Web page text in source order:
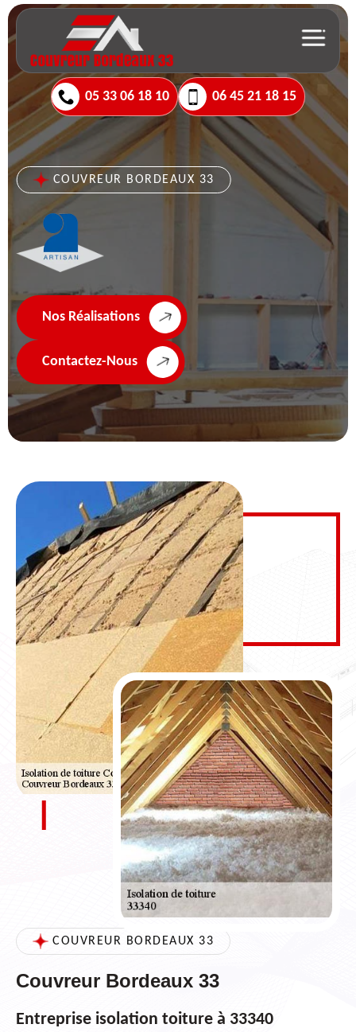
05 33 06 18 10 06 45 21 18 15
COUVREUR BORDEAUX 33
Nos Réalisations
Contactez-Nous
COUVREUR BORDEAUX 33
Couvreur Bordeaux 33
Entreprise isolation toiture à 33340